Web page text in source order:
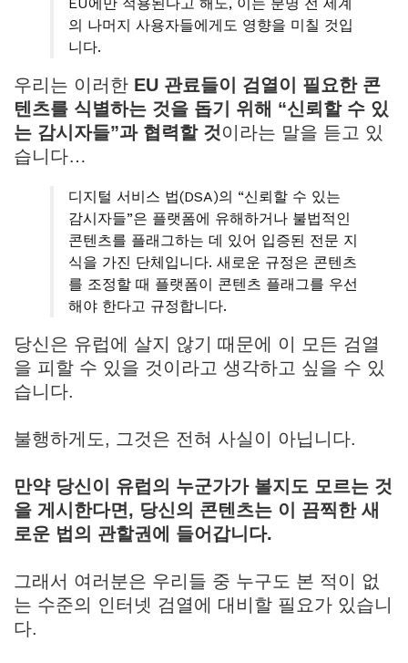
의 나머지 사용자들에게도 영향을 미칠 것입
니다.
우리는 이러한 EU 관료들이 검열이 필요한 콘
텐츠를 식별하는 것을 돕기 위해 “신뢰할 수 있
는 감시자들”과 협력할 것이라는 말을 듣고 있
습니다…
디지털 서비스 법(DSA)의 “신뢰할 수 있는
감시자들”은 플랫폼에 유해하거나 불법적인
콘텐츠를 플래그하는 데 있어 입증된 전문 지
식을 가진 단체입니다. 새로운 규정은 콘텐츠
를 조정할 때 플랫폼이 콘텐츠 플래그를 우선
해야 한다고 규정합니다.
당신은 유럽에 살지 않기 때문에 이 모든 검열
을 피할 수 있을 것이라고 생각하고 싶을 수 있
습니다.
불행하게도, 그것은 전혀 사실이 아닙니다.
만약 당신이 유럽의 누군가가 볼지도 모르는 것
을 게시한다면, 당신의 콘텐츠는 이 끔찍한 새
로운 법의 관할권에 들어갑니다.
그래서 여러분은 우리들 중 누구도 본 적이 없
는 수준의 인터넷 검열에 대비할 필요가 있습니
다.